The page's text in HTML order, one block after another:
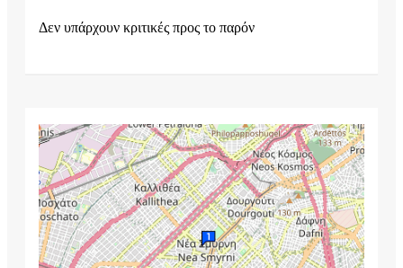
Δεν υπάρχουν κριτικές προς το παρόν